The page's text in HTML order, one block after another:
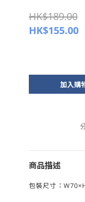
HK$189.00
HK$155.00
加入購
商品描述
包裝尺寸：